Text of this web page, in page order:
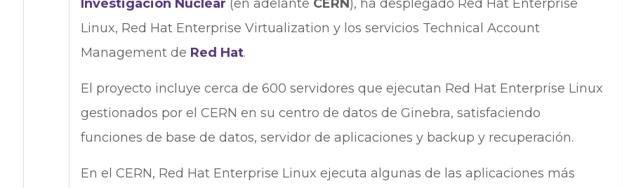
Investigación Nuclear (en adelante CERN), ha desplegado Red Hat Enterprise
Linux, Red Hat Enterprise Virtualization y los servicios Technical Account
Management de Red Hat.
El proyecto incluye cerca de 600 servidores que ejecutan Red Hat Enterprise Linux
gestionados por el CERN en su centro de datos de Ginebra, satisfaciendo
funciones de base de datos, servidor de aplicaciones y backup y recuperación.
En el CERN, Red Hat Enterprise Linux ejecuta algunas de las aplicaciones más